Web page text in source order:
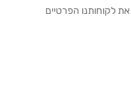
את לקוחותנו הפרטיים